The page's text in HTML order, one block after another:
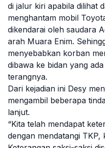
di jalur kiri apabila dilihat
menghantam mobil
dikendarai oleh saudara
arah Muara Enim.
menyebabkan korban
dibawa ke bidan yang
terangnya.
Dari kejadian ini Desy
mengambil beberapa
lanjut.
“Kita telah mendapat
dengan mendatangi TKP,